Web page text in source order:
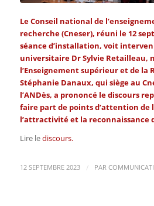
Le Conseil national de
recherche (Cneser), réuni le 12
séance d’installation, voit
universitaire Dr Sylvie Retailleau,
l’Enseignement supérieur et de la
Stéphanie Danaux, qui siège au
l’ANDès, a prononcé le discours
faire part de points d’attention de
l’attractivité et la reconnaissance
Lire lediscours.
12 SEPTEMBRE 2023 / PAR